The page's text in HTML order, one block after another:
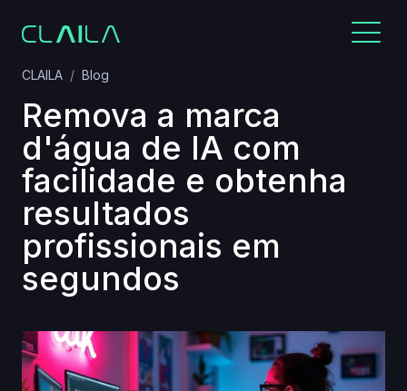
CLAILA Blog
Remova a marca
d'água de IA com
facilidade e obtenha
resultados
profissionais em
segundos